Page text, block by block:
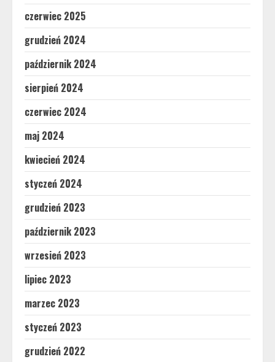
czerwiec 2025
grudzień 2024
październik 2024
sierpień 2024
czerwiec 2024
maj 2024
kwiecień 2024
styczeń 2024
grudzień 2023
październik 2023
wrzesień 2023
lipiec 2023
marzec 2023
styczeń 2023
grudzień 2022